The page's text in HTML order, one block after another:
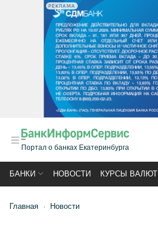
РЕКЛАМА
Портал о банках Екатеринбурга
БАНКИ НОВОСТИ КУРСЫ ВАЛЮТ
Главная Новости